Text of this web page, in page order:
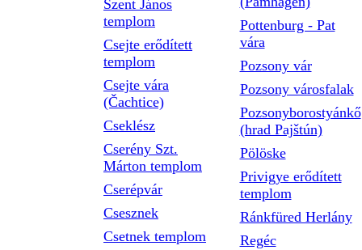
Szent János
templom
Csejte erődített
templom
Csejte vára
(Čachtice)
Cseklész
Cserény Szt.
Márton templom
Cserépvár
Csesznek
Csetnek templom
Pottenburg - Pat
vára
Pozsony vár
Pozsony városfalak
Pozsonyborostyánkő
(hrad Pajštún)
Pölöske
Privigye erődített
templom
Ránkfüred Herlány
Regéc